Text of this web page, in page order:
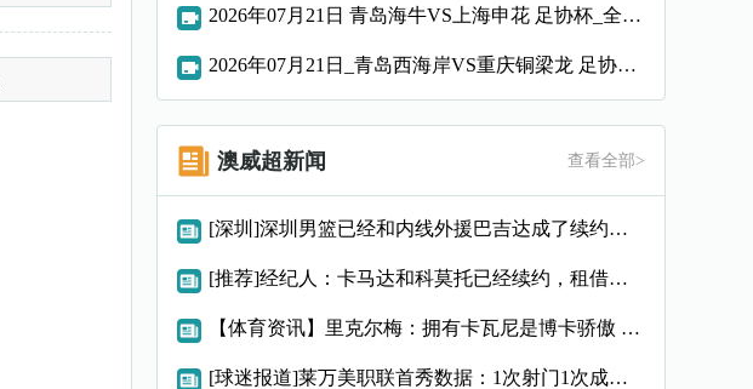
2026年07月21日 青岛海牛VS上海申花 足协杯_全场录像【视频集锦】
2026年07月21日_青岛西海岸VS重庆铜梁龙 足协杯录像_全场录像【视频集锦】
澳威超新闻 查看全部>
[深圳]深圳男篮已经和内线外援巴吉达成了续约一致
[推荐]经纪人：卡马达和科莫托已经续约，租借？目前的想法是留
【体育资讯】里克尔梅：拥有卡瓦尼是博卡骄傲 斯卡洛尼是史上最
[球迷报道]莱万美职联首秀数据：1次射门1次成功过人预期进球